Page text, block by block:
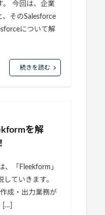
。 今回は、企業
そのSalesforce
について解
続きを読む
を解
、「Fleekform」
ていきます。
成・出力業務が
[…]